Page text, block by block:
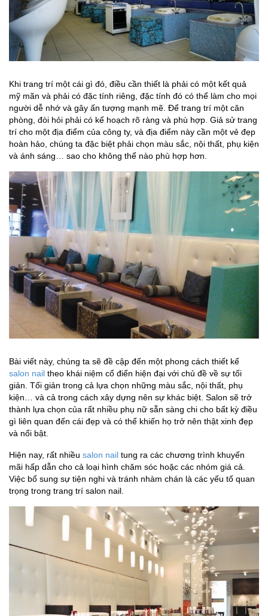
Khi trang trí một cái gì đó, điều cần thiết là phải có một kết quả
mỹ mãn và phải có đặc tính riêng, đặc tính đó có thể làm cho mọi
người dễ nhớ và gây ấn tượng mạnh mẽ. Để trang trí một căn
phòng, đòi hỏi phải có kế hoạch rõ ràng và phù hợp. Giả sử trang
trí cho một địa điểm của công ty, và địa điểm này cần một vẻ đẹp
hoàn hảo, chúng ta đặc biệt phải chọn màu sắc, nội thất, phụ kiện
và ánh sáng… sao cho không thể nào phù hợp hơn.
Bài viết này, chúng ta sẽ đề cập đến một phong cách thiết kế
salon nail theo khái niệm cổ điển hiện đại với chủ đề về sự tối
giản. Tối giản trong cả lựa chọn những màu sắc, nội thất, phụ
kiện… và cả trong cách xây dựng nên sự khác biệt. Salon sẽ trở
thành lựa chọn của rất nhiều phụ nữ sẵn sàng chi cho bất kỳ điều
gì liên quan đến cái đẹp và có thể khiến họ trở nên thật xinh đẹp
và nổi bật.
Hiện nay, rất nhiều salon nail tung ra các chương trình khuyến
mãi hấp dẫn cho cả loại hình chăm sóc hoặc các nhóm giá cả.
Việc bổ sung sự tiện nghi và tránh nhàm chán là các yếu tố quan
trọng trong trang trí salon nail.